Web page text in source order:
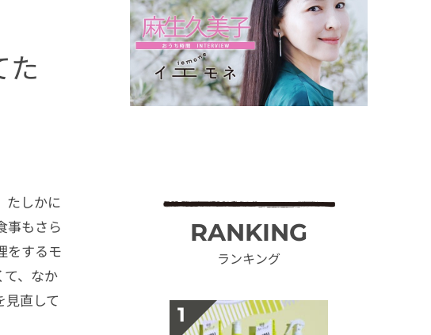
た
たしかに
事もさら
をするモ
、なか
直して
RANKING
ランキング